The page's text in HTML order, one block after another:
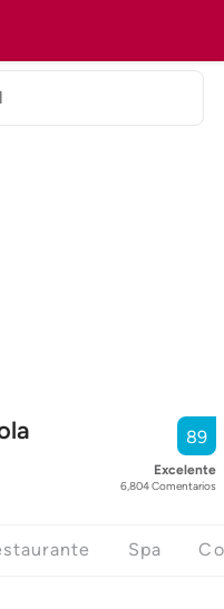
89
Excelente
6,804Comentarios
Spa